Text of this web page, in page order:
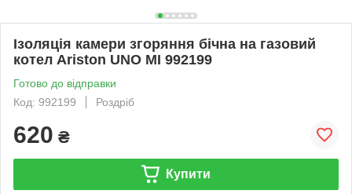
Ізоляція камери згоряння бічна на газовий
котел Ariston UNO MI 992199
Готово до відправки
Код: 992199
Роздріб
620 ₴
Купити